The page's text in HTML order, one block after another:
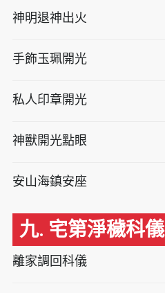
神明退神出火
手飾玉珮開光
私人印章開光
神獸開光點眼
安山海鎮安座
九. 宅第淨穢科儀
離家調回科儀